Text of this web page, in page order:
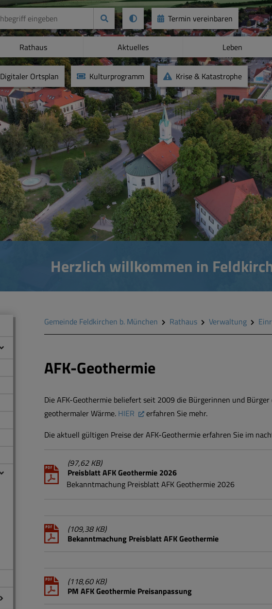
Rathaus Aktuelles Leben
Termin vereinbaren
Digitaler Ortsplan Kulturprogramm Krise & Katastrophe
Herzlich willkommen in
Gemeinde Feldkirchen b. München Rathaus Verwaltung
AFK-Geothermie
Die AFK-Geothermie beliefert seit 2009 die Bürgerinnen und
geothermaler Wärme. HIER
erfahren Sie mehr.
Die aktuell gültigen Preise der AFK-Geothermie erfahren Sie im
(97,62 KB)
Preisblatt AFK Geothermie 2026
Bekanntmachung Preisblatt AFK Geothermie 2026
(109,38 KB)
Bekanntmachung Preisblatt AFK Geothermie
(118,60 KB)
PM AFK Geothermie Preisanpassung